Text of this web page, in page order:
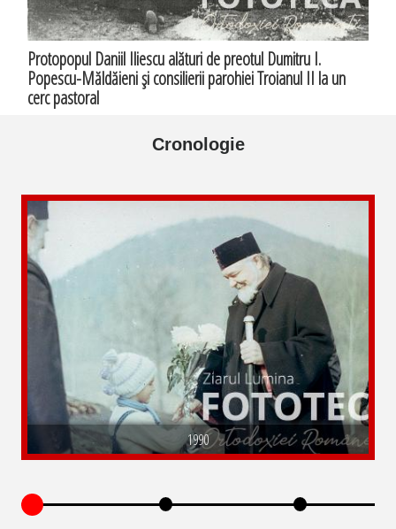
Protopopul Daniil Iliescu alături de preotul Dumitru I.
Popescu-Măldăieni şi consilierii parohiei Troianul II la un
cerc pastoral
Cronologie
1990